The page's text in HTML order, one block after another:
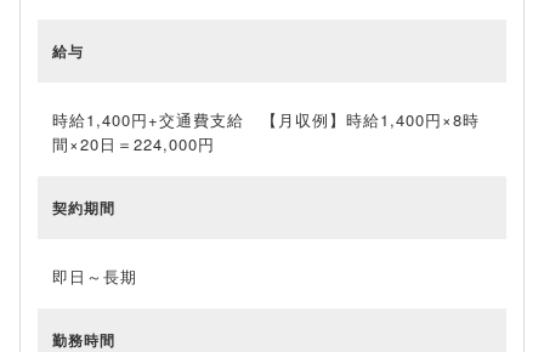
給与
時給1,400円+交通費支給 【月収例】時給1,400円×8時
間×20日＝224,000円
契約期間
即日～長期
勤務時間